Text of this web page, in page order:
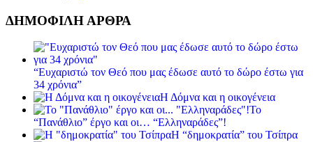
ΔΗΜΟΦΙΛΗ ΑΡΘΡΑ
“Ευχαριστώ τον Θεό που μας έδωσε αυτό το δώρο έστω για
34 χρόνια”
Η Δόμνα και η οικογένεια
Το
“Πανάθλιο” έργο και οι… “Ελληναράδες”!
Η “δημοκρατία” του Τσίπρα